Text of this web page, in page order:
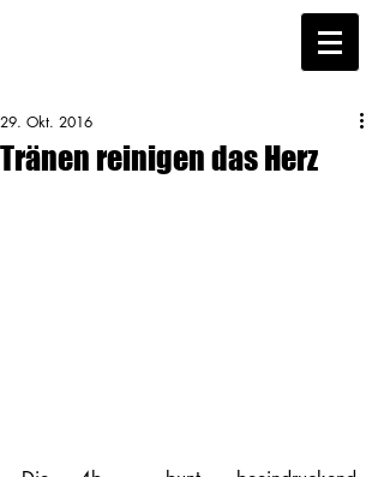
Tränen reinigen das Herz
29. Okt. 2016